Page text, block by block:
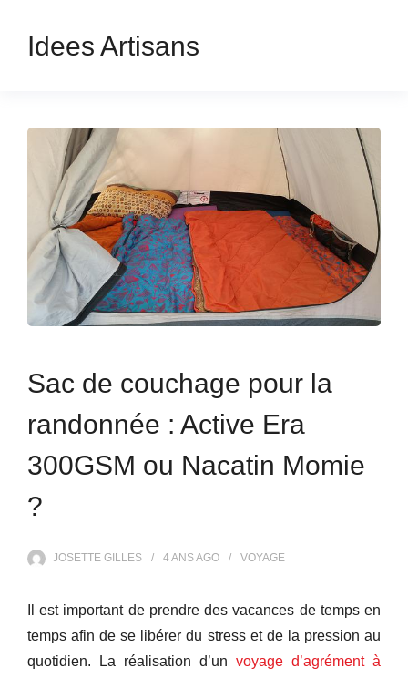
Idees Artisans
Sac de couchage pour la
randonnée : Active Era
300GSM ou Nacatin Momie
?
JOSETTE GILLES 4 ANSAGO VOYAGE
Il est important de prendre des vacances de temps en
temps afin de se libérer du stress et de la pression au
quotidien. La réalisation d’un voyage d’agrément à